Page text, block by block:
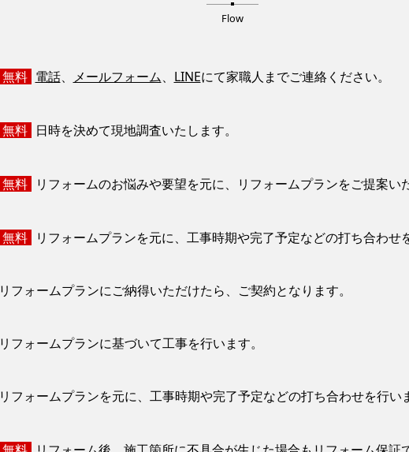
Flow
無料 電話、 メールフォーム、 LINEにて家職人までご連絡ください。
無料 日時を決めて現地調査いたします。
無料 リフォームのお悩みや要望を元に、リフォームプランをご提案い
無料 リフォームプランを元に、工事時期や完了予定などの打ち合わせ
リフォームプランにご納得いただけたら、ご契約となります。
リフォームプランに基づいて工事を行います。
リフォームプランを元に、工事時期や完了予定などの打ち合わせを行い